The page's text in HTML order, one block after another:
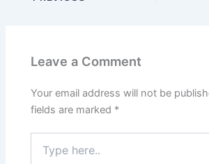
Leave a Comment
Your email address will not be
fields are marked *
here..